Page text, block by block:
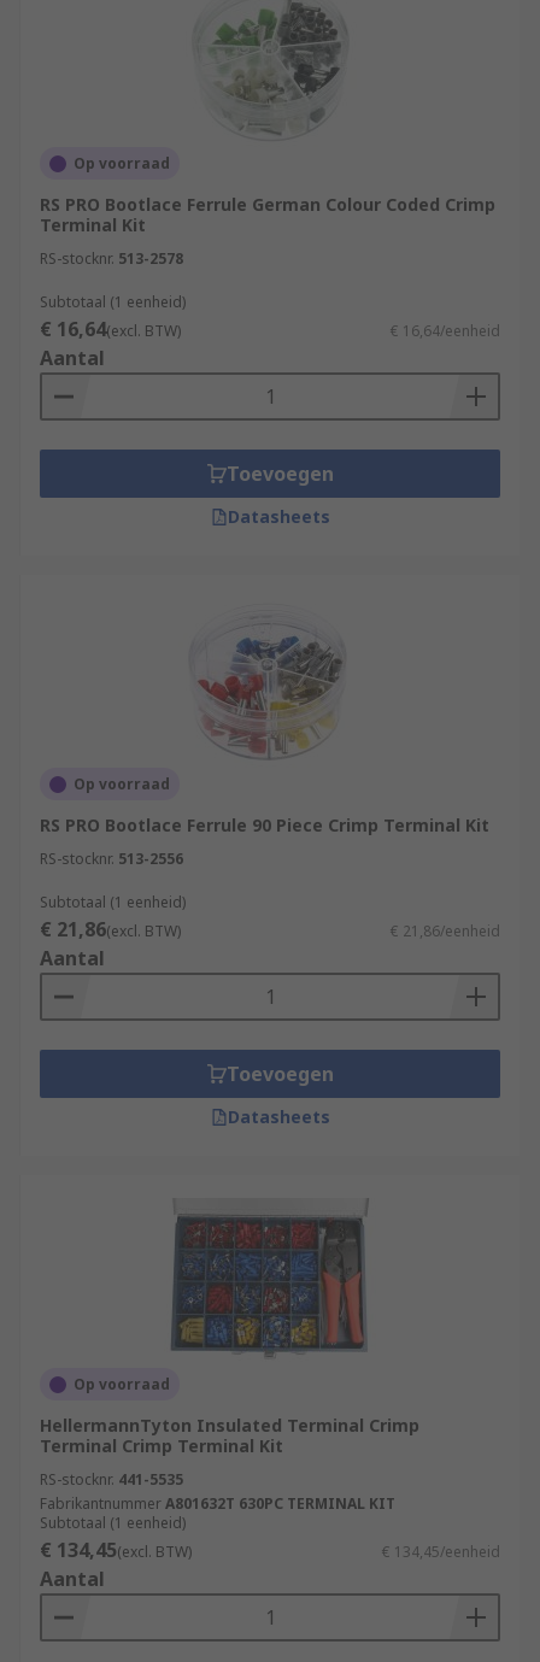
Op voorraad
RS PRO Bootlace Ferrule German Colour Coded Crimp
Terminal Kit
RS-stocknr. 513-2578
Subtotaal (1 eenheid)
€ 16,64(excl. BTW) € 16,64/eenheid
Aantal
Toevoegen
Datasheets
Op voorraad
RS PRO Bootlace Ferrule 90 Piece Crimp Terminal Kit
RS-stocknr. 513-2556
Subtotaal (1 eenheid)
€ 21,86(excl. BTW) € 21,86/eenheid
Aantal
Toevoegen
Datasheets
Op voorraad
HellermannTyton Insulated Terminal Crimp
Terminal Crimp Terminal Kit
RS-stocknr. 441-5535
FabrikantnummerA801632T 630PC TERMINAL KIT
Subtotaal (1 eenheid)
€ 134,45(excl. BTW) € 134,45/eenheid
Aantal